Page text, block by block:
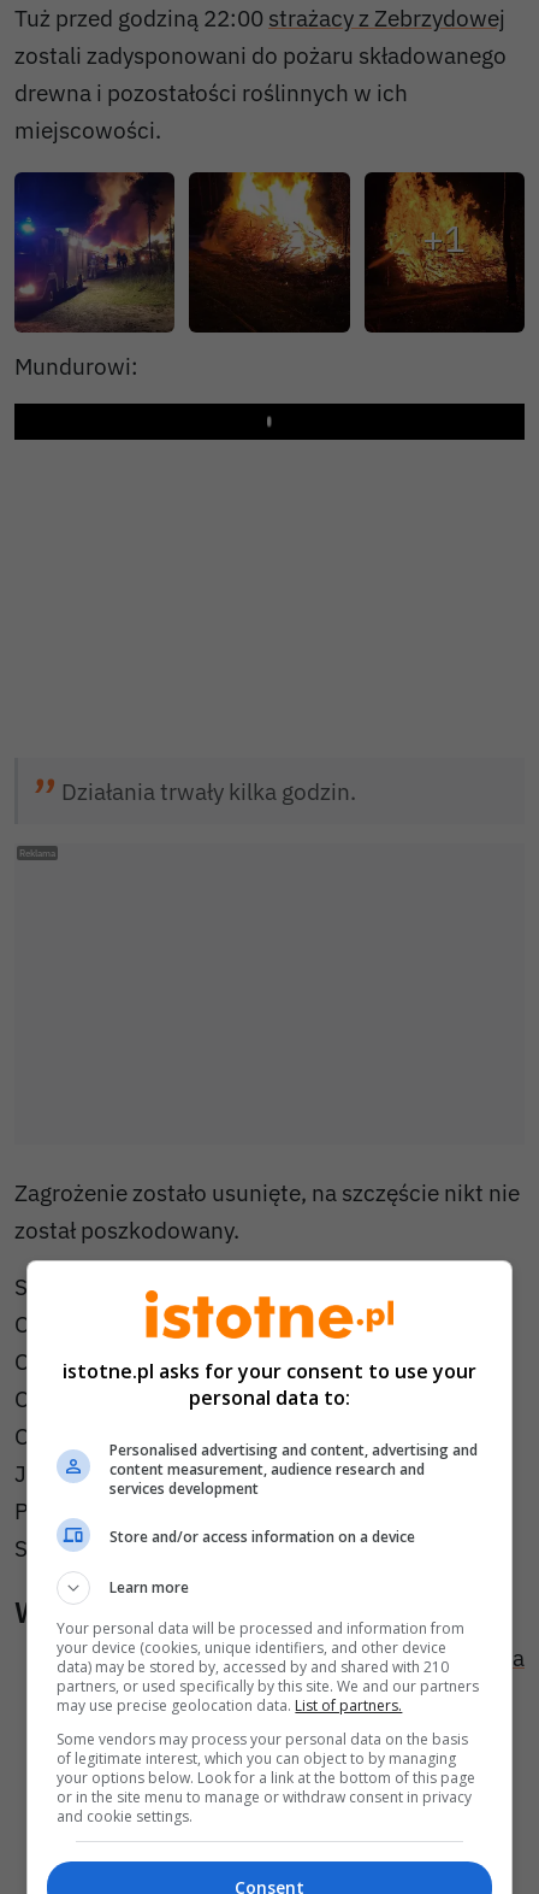
Tuż przed godziną 22:00 strażacy z Zebrzydowej
zostali zadysponowani do pożaru składowanego
drewna i pozostałości roślinnych w ich
miejscowości.
Mundurowi:
Play
Działania trwały kilka godzin.
Zagrożenie zostało usunięte, na szczęście nikt nie
został poszkodowany.
Siły i środki:
OSP ZEBRZYDOWA 🚒
OSP KSRG Czerna 🚒
Ochotnicza Straż Pożarna w Nowogrodźcu 🚒
Ochotnicza Straż Pożarna w Gierałtowie 🚒
JRG BOLESŁAWIEC 🚒
POLICJA 🚓
SŁUŻBA LEŚNA🚙
Wiadomości pokrewne
Pożar na strefie. Strażacy walczyli z ogniem na
hałdzie biomasy
Nocny pożar domu pod Bolesławcem.
Budynek z bali niemal doszczętnie spłonął
Kolizja na autostradzie A4. Dostawczak
zderzył się z samochodem osobowym
istotne.pl asks for your consent to use your
personal data to:
Personalised advertising and content, advertising and
content measurement, audience research and
services development
Store and/or access information on a device
Learn more
Your personal data will be processed and information from
your device (cookies, unique identifiers, and other device
data) may be stored by, accessed by and shared with 210
partners, or used specifically by this site. We and our partners
may use precise geolocation data. List of partners.
Some vendors may process your personal data on the basis
of legitimate interest, which you can object to by managing
your options below. Look for a link at the bottom of this page
or in the site menu to manage or withdraw consent in privacy
and cookie settings.
Consent